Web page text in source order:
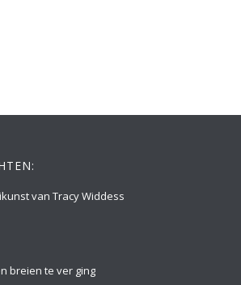
van Tracy Widdess
breien te ver ging